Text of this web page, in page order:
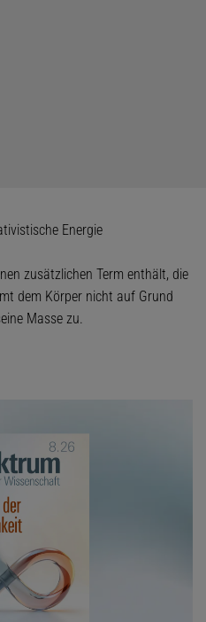
Energie
zusätzlichen Term enthält, die
dem Körper nicht auf Grund
Masse zu.